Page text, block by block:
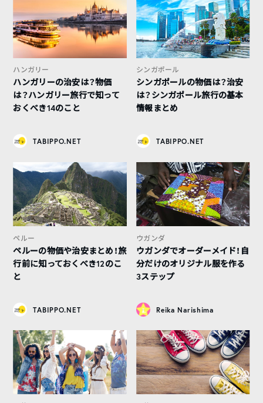
ハンガリー
ハンガリーの治安は？物価
は？ハンガリー旅行で知って
おくべき14のこと
TABIPPO.NET
シンガポール
シンガポールの物価は？治安
は？シンガポール旅行の基本
情報まとめ
TABIPPO.NET
ペルー
ペルーの物価や治安まとめ！旅
行前に知っておくべき12のこ
と
TABIPPO.NET
ウガンダ
ウガンダでオーダーメイド！自
分だけのオリジナル服を作る
3ステップ
Reika Narishima